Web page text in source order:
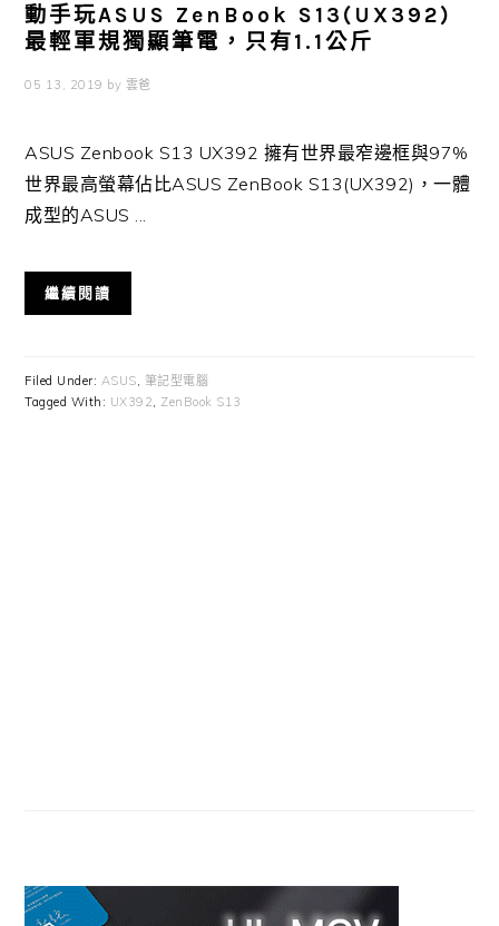
動手玩ASUS ZenBook S13(UX392)
最輕軍規獨顯筆電，只有1.1公斤
05 13, 2019 by 雲爸
ASUS Zenbook S13 UX392 擁有世界最窄邊框與97%
世界最高螢幕佔比ASUS ZenBook S13(UX392)，一體
成型的ASUS ...
繼續閱讀
Filed Under: ASUS, 筆記型電腦
Tagged With: UX392, ZenBook S13